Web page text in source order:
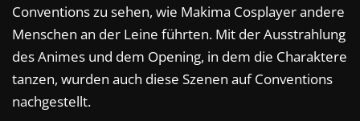
Conventions zu sehen, wie Makima Cosplayer andere
Menschen an der Leine führten. Mit der Ausstrahlung
des Animes und dem Opening, in dem die Charaktere
tanzen, wurden auch diese Szenen auf Conventions
nachgestellt.